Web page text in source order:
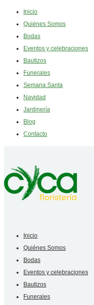
Inicio
Quiénes Somos
Bodas
Eventos y celebraciones
Bautizos
Funerales
Semana Santa
Navidad
Jardinería
Blog
Contacto
Inicio
Quiénes Somos
Bodas
Eventos y celebraciones
Bautizos
Funerales